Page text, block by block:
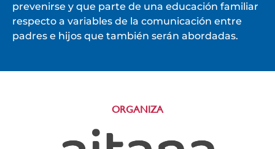
prevenirse y que parte de una educación familiar
respecto a variables de la comunicación entre
padres e hijos que también serán abordadas.
ORGANIZA